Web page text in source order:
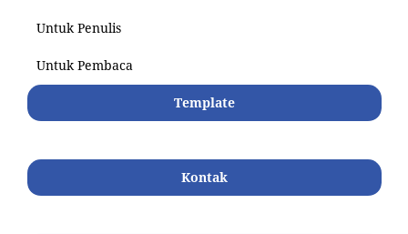
Untuk Penulis
Untuk Pembaca
Template
Kontak